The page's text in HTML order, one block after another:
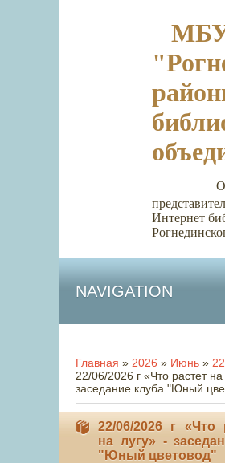
Интернет
NAVIGATION
Главная » 2026 » Июнь » 22
22/06/2026 г «Что растет на
заседание клуба "Юный
22/06/2026 г «Что
на лугу» -
"Юный цветовод"